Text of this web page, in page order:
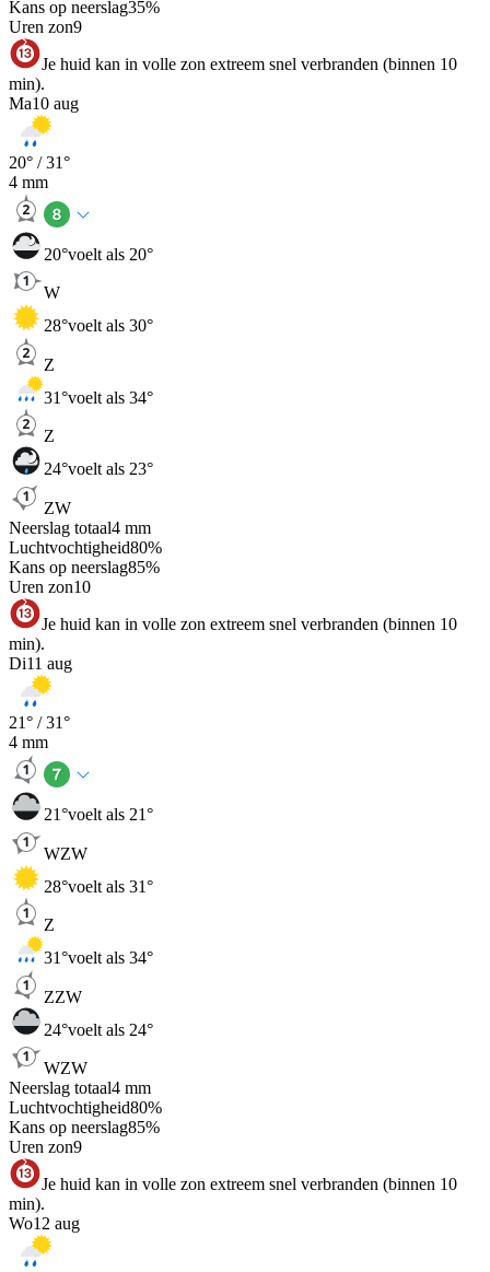
Kans op neerslag35%
Uren zon9
Je huid kan in volle zon extreem snel verbranden (binnen 10
min).
Ma10 aug
20° /31°
4 mm
20°voelt als 20°
W
28°voelt als 30°
Z
31°voelt als 34°
Z
24°voelt als 23°
ZW
Neerslag totaal4 mm
Luchtvochtigheid80%
Kans op neerslag85%
Uren zon10
Je huid kan in volle zon extreem snel verbranden (binnen 10
min).
Di11 aug
21° /31°
4 mm
21°voelt als 21°
WZW
28°voelt als 31°
Z
31°voelt als 34°
ZZW
24°voelt als 24°
WZW
Neerslag totaal4 mm
Luchtvochtigheid80%
Kans op neerslag85%
Uren zon9
Je huid kan in volle zon extreem snel verbranden (binnen 10
min).
Wo12 aug